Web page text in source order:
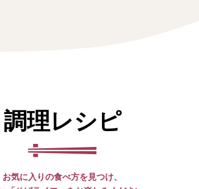
調理レシピ
お気に入りの食べ方を見つけ、